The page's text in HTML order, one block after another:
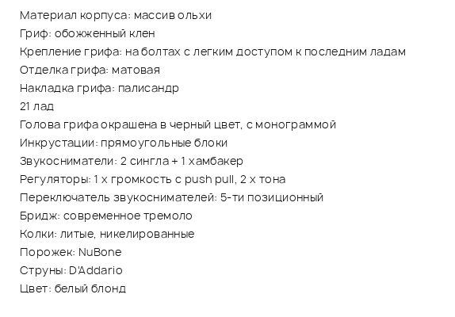
Материал корпуса: массив ольхи
Гриф: обожженный клен
Крепление грифа: на болтах с легким доступом к последним ладам
Отделка грифа: матовая
Накладка грифа: палисандр
21 лад
Голова грифа окрашена в черный цвет, с монограммой
Инкрустации: прямоугольные блоки
Звукосниматели: 2 сингла + 1 хамбакер
Регуляторы: 1 x громкость с push pull, 2 x тона
Переключатель звукоснимателей: 5-ти позиционный
Бридж: современное тремоло
Колки: литые, никелированные
Порожек: NuBone
Струны: D'Addario
Цвет: белый блонд